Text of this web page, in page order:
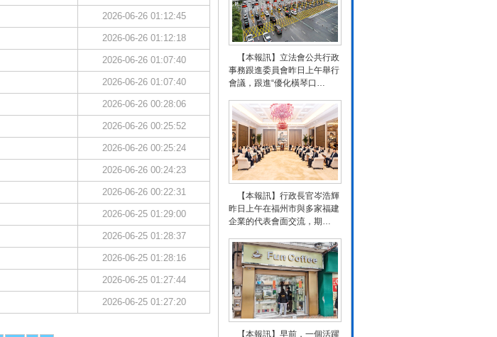
2026-06-26 01:12:45
2026-06-26 01:12:18
2026-06-26 01:07:40
2026-06-26 01:07:40
2026-06-26 00:28:06
2026-06-26 00:25:52
2026-06-26 00:25:24
2026-06-26 00:24:23
2026-06-26 00:22:31
2026-06-25 01:29:00
2026-06-25 01:28:37
2026-06-25 01:28:16
2026-06-25 01:27:44
2026-06-25 01:27:20
【本報訊】立法會公共行政
事務跟進委員會昨日上午舉行
會議，跟進“優化橫琴口…
【本報訊】行政長官岑浩輝
昨日上午在福州市與多家福建
企業的代表會面交流，期…
【本報訊】早前，一個活躍